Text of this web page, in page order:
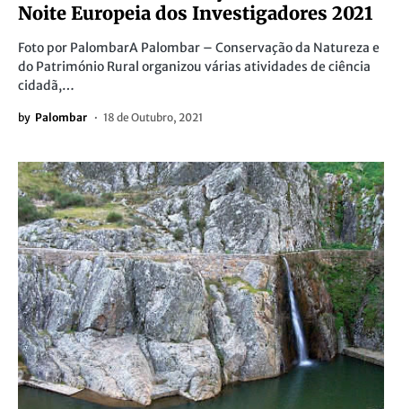
Noite Europeia dos Investigadores 2021
Foto por PalombarA Palombar – Conservação da Natureza e
do Património Rural organizou várias atividades de ciência
cidadã,…
by Palombar 18 de Outubro, 2021